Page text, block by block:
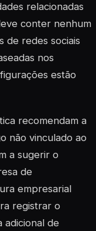
relacionadas
conter nenhum
de redes sociais
nos
estão
recomendam a
não vinculado ao
a sugerir o
de
empresarial
registrar o
adicional de